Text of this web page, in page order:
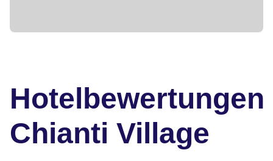
Hotelbewertungen
Chianti Village